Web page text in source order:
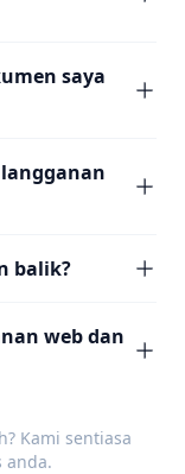
saya
balik?
web dan
Kami sentiasa
anda.